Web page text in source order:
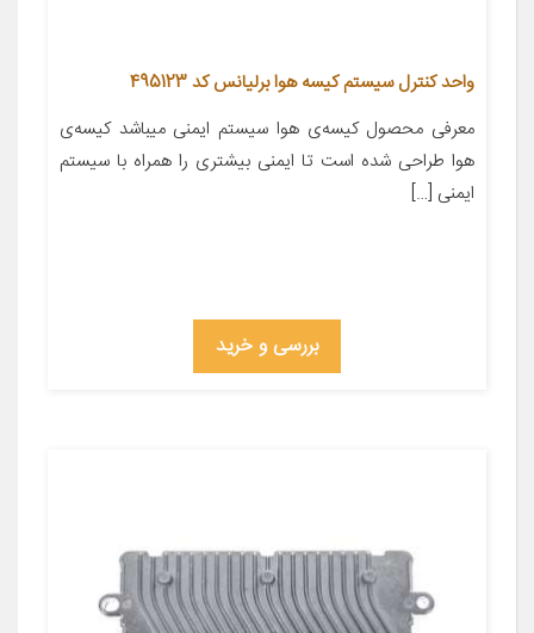
واحد کنترل سیستم کیسه هوا برلیانس کد 495123
معرفی محصول کیسه‌ی هوا سیستم ایمنی میباشد کیسه‌ی
هوا طراحی شده است تا ایمنی بیشتری را همراه با سیستم
ایمنی […]
بررسی و خرید